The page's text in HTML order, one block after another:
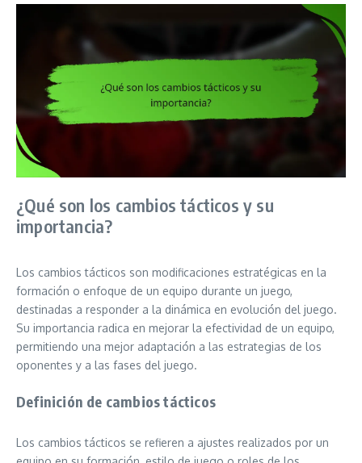
¿Qué son los cambios tácticos y su
importancia?
Los cambios tácticos son modificaciones estratégicas en la
formación o enfoque de un equipo durante un juego,
destinadas a responder a la dinámica en evolución del juego.
Su importancia radica en mejorar la efectividad de un equipo,
permitiendo una mejor adaptación a las estrategias de los
oponentes y a las fases del juego.
Definición de cambios tácticos
Los cambios tácticos se refieren a ajustes realizados por un